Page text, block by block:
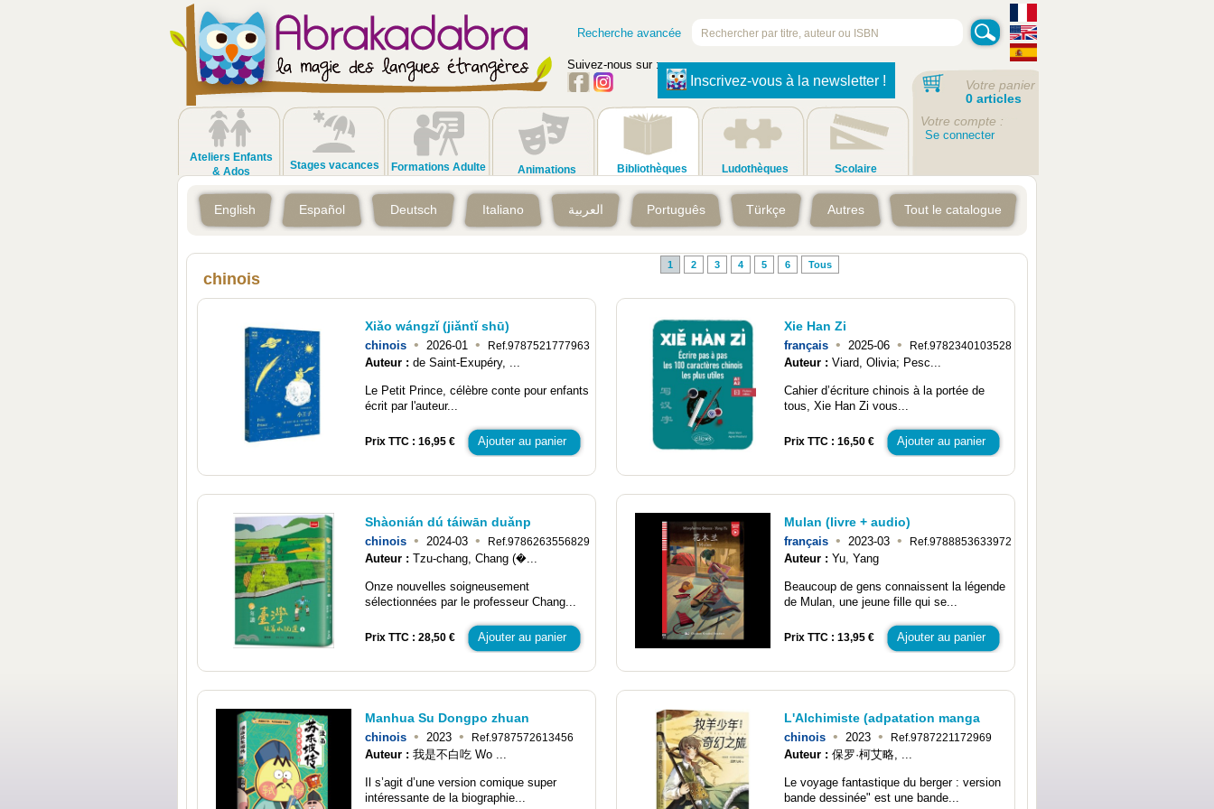
Recherche avancée
Suivez-nous sur :
Inscrivez-vous à la newsletter !
Ateliers Enfants
& Ados
Stages vacances Formations Adulte Animations Bibliothèques Ludothèques Scolaire
Votre panier
0 articles
Votre compte :
Se connecter
English Español Deutsch Italiano العربية Português Türkçe Autres Tout le catalogue
chinois
1 2 3 4 5 6 Tous
Xiǎo wángzǐ (jiǎntǐ shū)
chinois • 2026-01 • Ref.9787521777963
Auteur : de Saint-Exupéry, ...
Le Petit Prince, célèbre conte pour enfants
écrit par l'auteur...
Prix TTC : 16,95 € Ajouter au panier
Xie Han Zi
français • 2025-06 • Ref.9782340103528
Auteur : Viard, Olivia; Pesc...
Cahier d’écriture chinois à la portée de
tous, Xie Han Zi vous...
Prix TTC : 16,50 € Ajouter au panier
Shàonián dú táiwān duǎnp
chinois • 2024-03 • Ref.9786263556829
Auteur : Tzu-chang, Chang (�...
Onze nouvelles soigneusement
sélectionnées par le professeur Chang...
Prix TTC : 28,50 € Ajouter au panier
Mulan (livre + audio)
français • 2023-03 • Ref.9788853633972
Auteur : Yu, Yang
Beaucoup de gens connaissent la légende
de Mulan, une jeune fille qui se...
Prix TTC : 13,95 € Ajouter au panier
Manhua Su Dongpo zhuan
chinois • 2023 • Ref.9787572613456
Auteur : 我是不白吃 Wo ...
Il s’agit d’une version comique super
intéressante de la biographie...
L'Alchimiste (adpatation manga
chinois • 2023 • Ref.9787221172969
Auteur : 保罗·柯艾略, ...
Le voyage fantastique du berger : version
bande dessinée" est une bande...